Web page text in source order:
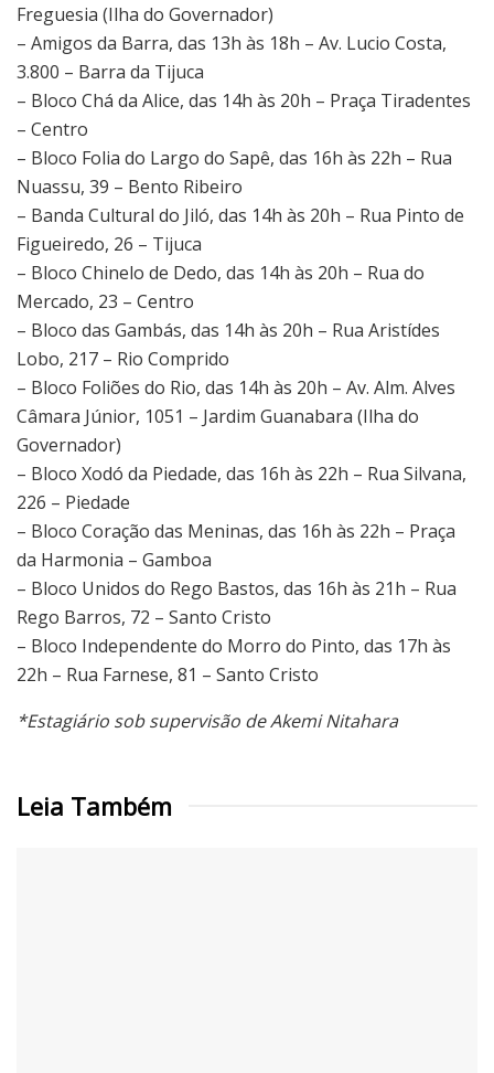
Freguesia (Ilha do Governador)
– Amigos da Barra, das 13h às 18h – Av. Lucio Costa,
3.800 – Barra da Tijuca
– Bloco Chá da Alice, das 14h às 20h – Praça Tiradentes
– Centro
– Bloco Folia do Largo do Sapê, das 16h às 22h – Rua
Nuassu, 39 – Bento Ribeiro
– Banda Cultural do Jiló, das 14h às 20h – Rua Pinto de
Figueiredo, 26 – Tijuca
– Bloco Chinelo de Dedo, das 14h às 20h – Rua do
Mercado, 23 – Centro
– Bloco das Gambás, das 14h às 20h – Rua Aristídes
Lobo, 217 – Rio Comprido
– Bloco Foliões do Rio, das 14h às 20h – Av. Alm. Alves
Câmara Júnior, 1051 – Jardim Guanabara (Ilha do
Governador)
– Bloco Xodó da Piedade, das 16h às 22h – Rua Silvana,
226 – Piedade
– Bloco Coração das Meninas, das 16h às 22h – Praça
da Harmonia – Gamboa
– Bloco Unidos do Rego Bastos, das 16h às 21h – Rua
Rego Barros, 72 – Santo Cristo
– Bloco Independente do Morro do Pinto, das 17h às
22h – Rua Farnese, 81 – Santo Cristo
*Estagiário sob supervisão de Akemi Nitahara
Leia Também